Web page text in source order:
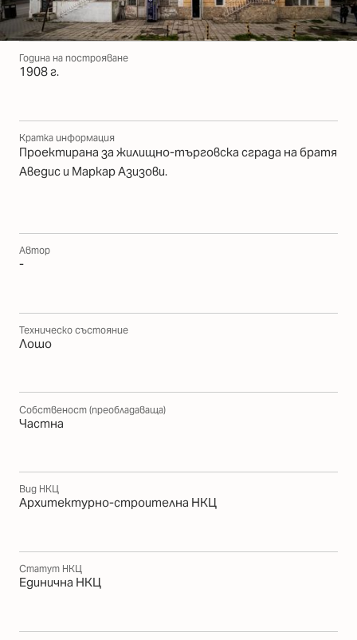
Година на построяване
1908 г.
Кратка информация
Проектирана за жилищно-търговска сграда на братя
Аведис и Маркар Азизови.
Автор
-
Техническо състояние
Лошо
Собственост (преобладаваща)
Частна
Вид НКЦ
Архитектурно-строителна НКЦ
Статут НКЦ
Единична НКЦ